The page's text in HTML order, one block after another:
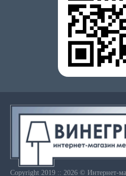
Copyright 2019 :: 2026 © Интернет-